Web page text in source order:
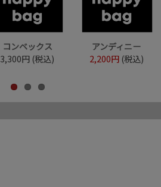
コンベックス
3,300円 (税込)
アンディニー
2,200円 (税込)